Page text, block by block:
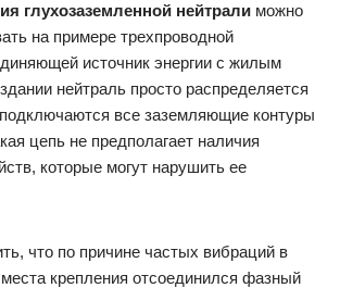
глухозаземленной нейтрали можно
на примере трехпроводной
источник энергии с жилым
нейтраль просто распределяется
все заземляющие контуры
цепь не предполагает наличия
которые могут нарушить ее
что по причине частых вибраций в
крепления отсоединился фазный